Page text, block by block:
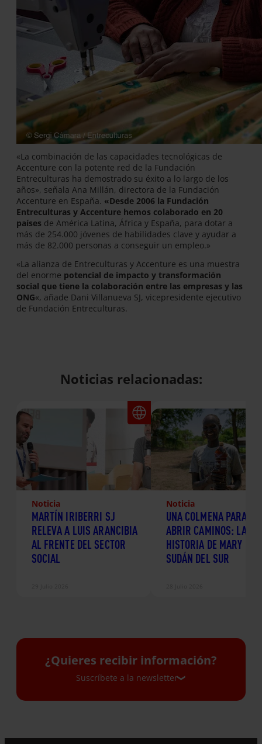
«La combinación de las capacidades tecnológicas de
Accenture con la potente red de la Fundación
Entreculturas ha demostrado su éxito a lo largo de los
años», señala Ana Millán, directora de la Fundación
Accenture en España. «Desde 2006 la Fundación
Entreculturas y Accenture hemos colaborado en 20
países de América Latina, África y España, para dotar a
más de 254.000 jóvenes de habilidades clave y ayudar a
más de 82.000 personas a conseguir un empleo.»
«La alianza de Entreculturas y Accenture es una muestra
del enorme potencial de impacto y transformación
social que tiene la colaboración entre las empresas y las
ONG«, añade Dani Villanueva SJ, vicepresidente ejecutivo
de Fundación Entreculturas.
Noticias relacionadas:
Noticia
MARTÍN IRIBERRI SJ
RELEVA A LUIS ARANCIBIA
AL FRENTE DEL SECTOR
SOCIAL
Noticia
UNA COLMENA PARA
ABRIR CAMINOS: LA
HISTORIA DE MARY EN
SUDÁN DEL SUR
¿Quieres recibir información?
Suscríbete a la newsletter